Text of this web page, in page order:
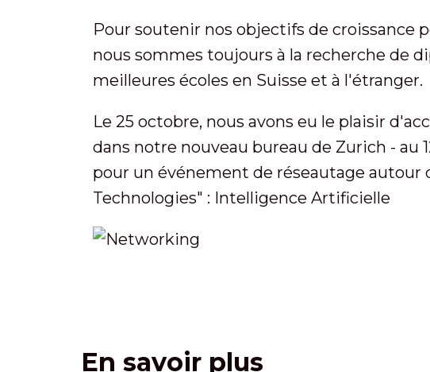
Pour soutenir nos objectifs de croissance
nous sommes toujours à la recherche de
meilleures écoles en Suisse et à l'étranger.
Le 25 octobre, nous avons eu le plaisir
dans notre nouveau bureau de Zurich - au
pour un événement de réseautage autour
Technologies" : Intelligence Artificielle
En savoir plus